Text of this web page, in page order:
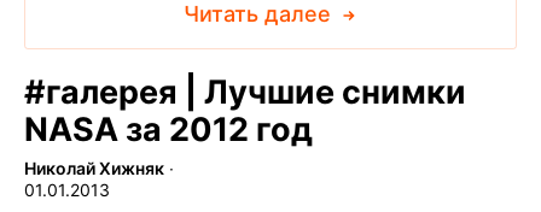
Читать далее
#галерея | Лучшие снимки
NASA за 2012 год
Николай Хижняк ∙
01.01.2013